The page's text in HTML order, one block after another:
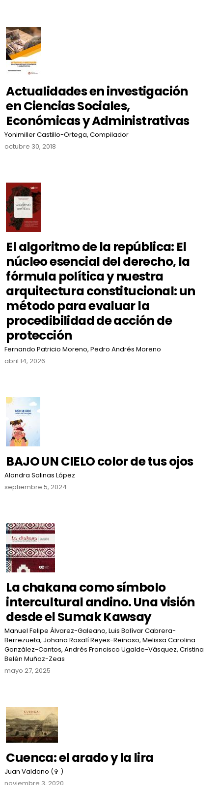
Actualidades en investigación
en Ciencias Sociales,
Económicas y Administrativas
Yonimiller Castillo-Ortega, Compilador
octubre 30, 2018
El algoritmo de la república: El
núcleo esencial del derecho, la
fórmula política y nuestra
arquitectura constitucional: un
método para evaluar la
procedibilidad de acción de
protección
Fernando Patricio Moreno, Pedro Andrés Moreno
abril 14, 2026
BAJO UN CIELO color de tus ojos
Alondra Salinas López
septiembre 5, 2024
La chakana como símbolo
intercultural andino. Una visión
desde el Sumak Kawsay
Manuel Felipe Álvarez-Galeano, Luis Bolívar Cabrera-
Berrezueta, Johana Rosalí Reyes-Reinoso, Melissa Carolina
González-Cantos, Andrés Francisco Ugalde-Vásquez, Cristina
Belén Muñoz-Zeas
mayo 27, 2025
Cuenca: el arado y la lira
Juan Valdano (✞ )